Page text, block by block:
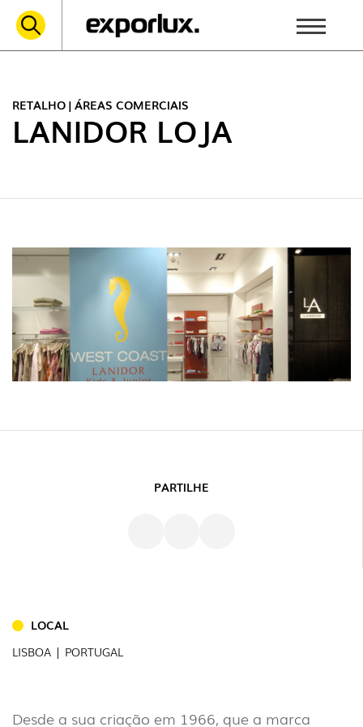
INTERIOR
EXTERIOR
RETALHO | ÁREAS COMERCIAIS
LANIDOR LOJA
PARTILHE
LOCAL
LISBOA | PORTUGAL
Desde a sua criação em 1966, que a marca